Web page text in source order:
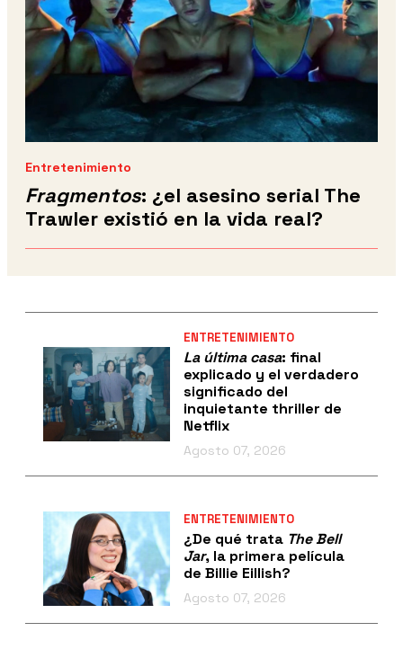
Entretenimiento
Fragmentos: ¿el asesino serial The
Trawler existió en la vida real?
ENTRETENIMIENTO
La última casa: final
explicado y el verdadero
significado del
inquietante thriller de
Netflix
Agosto 07, 2026
ENTRETENIMIENTO
¿De qué trata The Bell
Jar, la primera película
de Billie Eillish?
Agosto 07, 2026